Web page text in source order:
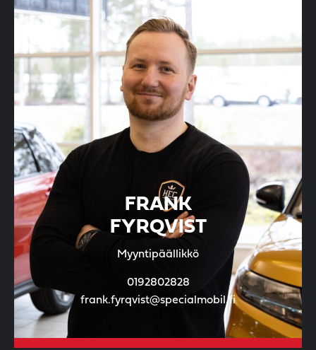
FRANK
FYRQVIST
Myyntipäällikkö
0192802828
frank.fyrqvist@specialmobil.fi